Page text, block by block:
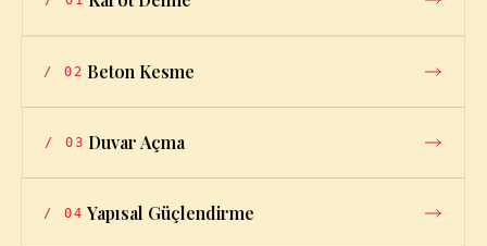
/ 02 Beton Kesme
/ 03 Duvar Açma
/ 04 Yapısal Güçlendirme